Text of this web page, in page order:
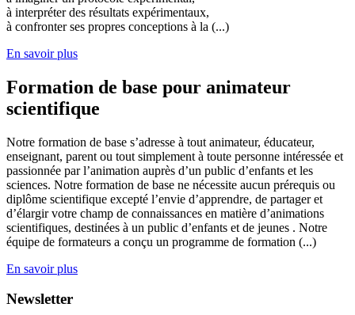
à interpréter des résultats expérimentaux,
à confronter ses propres conceptions à la (...)
En savoir plus
Formation de base pour animateur
scientifique
Notre formation de base s’adresse à tout animateur, éducateur,
enseignant, parent ou tout simplement à toute personne intéressée et
passionnée par l’animation auprès d’un public d’enfants et les
sciences. Notre formation de base ne nécessite aucun prérequis ou
diplôme scientifique excepté l’envie d’apprendre, de partager et
d’élargir votre champ de connaissances en matière d’animations
scientifiques, destinées à un public d’enfants et de jeunes . Notre
équipe de formateurs a conçu un programme de formation (...)
En savoir plus
Newsletter